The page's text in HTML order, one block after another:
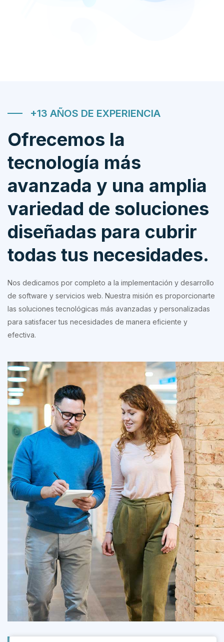
+13 AÑOS DE EXPERIENCIA
Ofrecemos la
tecnología más
avanzada y una amplia
variedad de soluciones
diseñadas para cubrir
todas tus necesidades.
Nos dedicamos por completo a la implementación y desarrollo
de software y servicios web. Nuestra misión es proporcionarte
las soluciones tecnológicas más avanzadas y personalizadas
para satisfacer tus necesidades de manera eficiente y
efectiva.